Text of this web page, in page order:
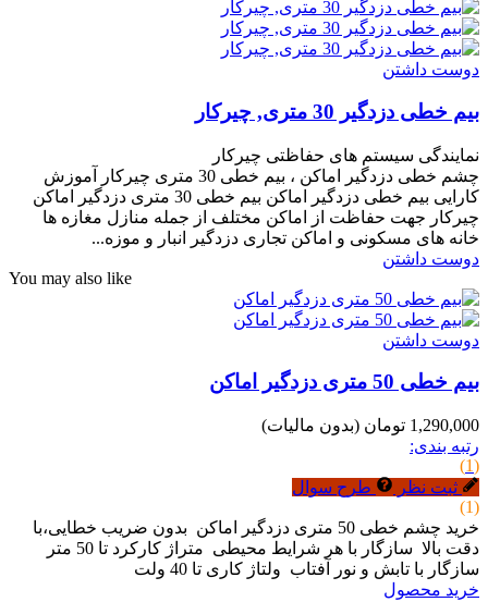
دوست داشتن
بیم خطی دزدگیر 30 متری, چیرکار
نمایندگی سیستم های حفاظتی چیرکار
چشم خطی دزدگیر اماکن ، بیم خطی 30 متری چیرکار آموزش
کارایی بیم خطی دزدگیر اماکن بیم خطی 30 متری دزدگیر اماکن
چیرکار جهت حفاظت از اماکن مختلف از جمله منازل مغازه ها
خانه های مسکونی و اماکن تجاری دزدگیر انبار و موزه...
دوست داشتن
You may also like
دوست داشتن
بیم خطی 50 متری دزدگیر اماکن
1,290,000 تومان
(بدون مالیات)
رتبه بندی:
(1)
ثبت نظر
طرح سوال
(1)
خرید چشم خطی 50 متری دزدگیر اماکن بدون ضریب خطایی،با
دقت بالا سازگار با هر شرایط محیطی متراژ کارکرد تا 50 متر
سازگار با تابش و نور آفتاب ولتاژ کاری تا 40 ولت
خرید محصول